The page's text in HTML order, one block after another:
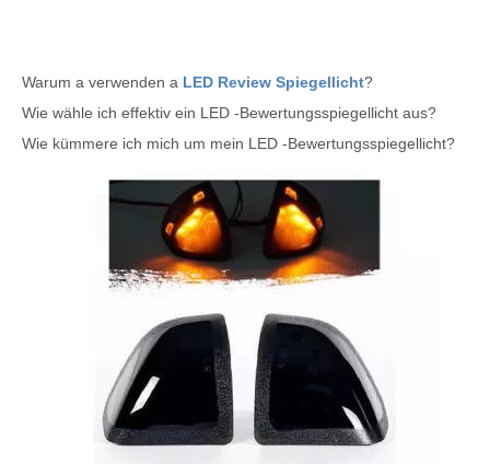
Warum a verwenden a LED Review Spiegellicht?
Wie wähle ich effektiv ein LED -Bewertungsspiegellicht aus?
Wie kümmere ich mich um mein LED -Bewertungsspiegellicht?